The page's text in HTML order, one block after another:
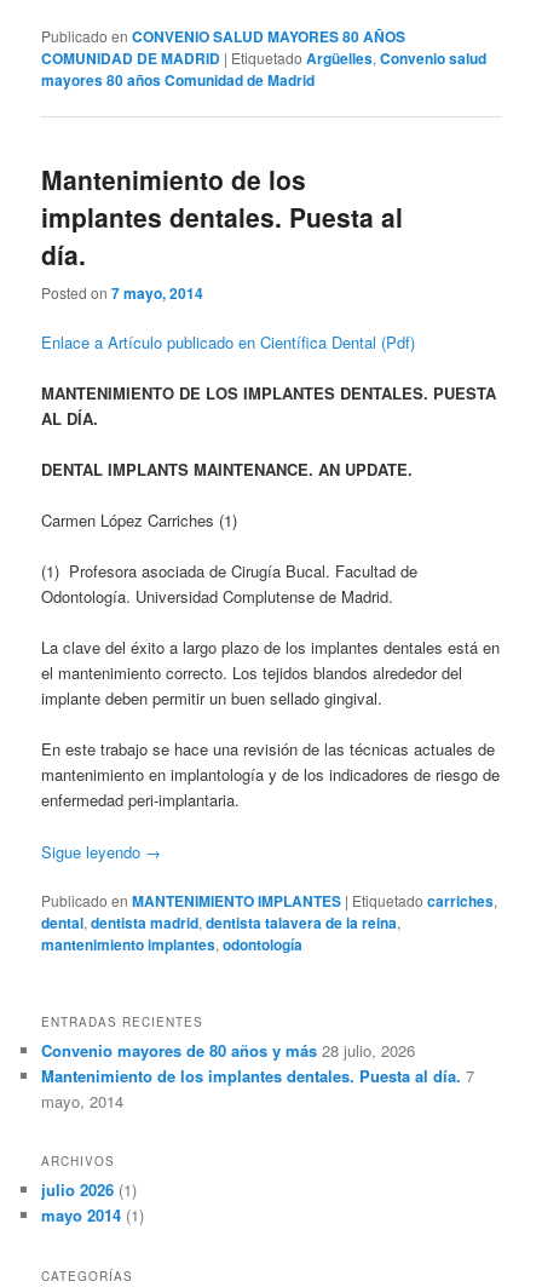
Publicado en CONVENIO SALUD MAYORES 80 AÑOS
COMUNIDAD DE MADRID | Etiquetado Argüelles,Convenio salud
mayores 80 años Comunidad de Madrid
Mantenimiento de los
implantes dentales. Puesta al
día.
Posted on7 mayo, 2014
Enlace a Artículo publicado en Científica Dental (Pdf)
MANTENIMIENTO DE LOS IMPLANTES DENTALES. PUESTA
AL DÍA.
DENTAL IMPLANTS MAINTENANCE. AN UPDATE.
Carmen López Carriches (1)
(1) Profesora asociada de Cirugía Bucal. Facultad de
Odontología. Universidad Complutense de Madrid.
La clave del éxito a largo plazo de los implantes dentales está en
el mantenimiento correcto. Los tejidos blandos alrededor del
implante deben permitir un buen sellado gingival.
En este trabajo se hace una revisión de las técnicas actuales de
mantenimiento en implantología y de los indicadores de riesgo de
enfermedad peri-implantaria.
Sigue leyendo →
Publicado en MANTENIMIENTO IMPLANTES | Etiquetado carriches,
dental,dentista madrid,dentista talavera de la reina,
mantenimiento implantes,odontología
ENTRADAS RECIENTES
Convenio mayores de 80 años y más 28 julio, 2026
Mantenimiento de los implantes dentales. Puesta al día. 7
mayo, 2014
ARCHIVOS
julio 2026 (1)
mayo 2014 (1)
CATEGORÍAS